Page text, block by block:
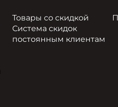
Товары со скидкой
Система скидок
постоянным клиентам